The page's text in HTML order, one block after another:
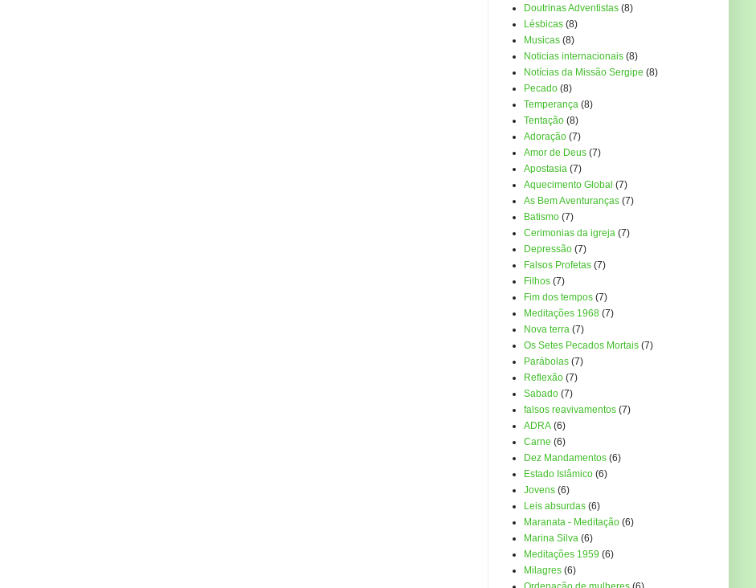
Doutrinas Adventistas (8)
Lésbicas (8)
Musicas (8)
Noticias internacionais (8)
Notícias da Missão Sergipe (8)
Pecado (8)
Temperança (8)
Tentação (8)
Adoração (7)
Amor de Deus (7)
Apostasia (7)
Aquecimento Global (7)
As Bem Aventuranças (7)
Batismo (7)
Cerimonias da igreja (7)
Depressão (7)
Falsos Profetas (7)
Filhos (7)
Fim dos tempos (7)
Meditações 1968 (7)
Nova terra (7)
Os Setes Pecados Mortais (7)
Parábolas (7)
Reflexão (7)
Sabado (7)
falsos reavivamentos (7)
ADRA (6)
Carne (6)
Dez Mandamentos (6)
Estado Islâmico (6)
Jovens (6)
Leis absurdas (6)
Maranata - Meditação (6)
Marina Silva (6)
Meditações 1959 (6)
Milagres (6)